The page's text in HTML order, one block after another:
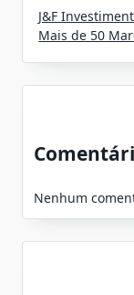
J&F
Mais de 50
Nenhum